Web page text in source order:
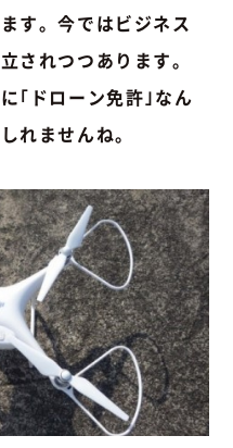
す。今ではビジネス
されつつあります。
｢ドローン免許｣なん
れませんね。